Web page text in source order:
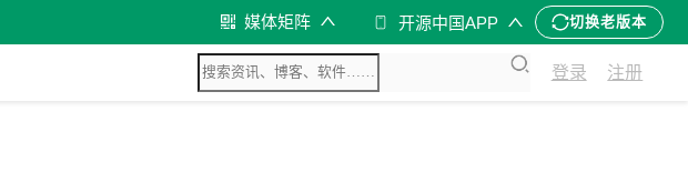
媒体矩阵 开源中国APP 切换老版本
登录 注册